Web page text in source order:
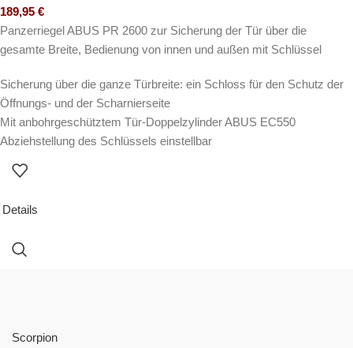
189,95 €
Panzerriegel ABUS PR 2600 zur Sicherung der Tür über die
gesamte Breite, Bedienung von innen und außen mit Schlüssel
Sicherung über die ganze Türbreite: ein Schloss für den Schutz der
Öffnungs- und der Scharnierseite
Mit anbohrgeschütztem Tür-Doppelzylinder ABUS EC550
Abziehstellung des Schlüssels einstellbar
Details
Scorpion